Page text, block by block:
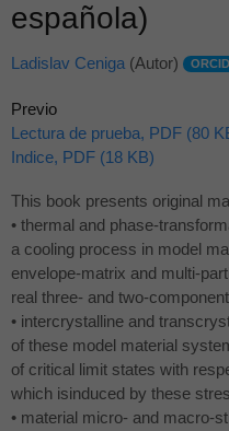
española)
Ladislav Ceniga (Autor) ORCID
Previo
Lectura de prueba, PDF (80
Indice, PDF (18 KB)
This book presents original
• thermal and phase-
a cooling process in model
envelope-matrix and multi-
real three- and two-
• intercrystalline and
of these model material
of critical limit states with
which isinduced by these
• material micro- and macro-